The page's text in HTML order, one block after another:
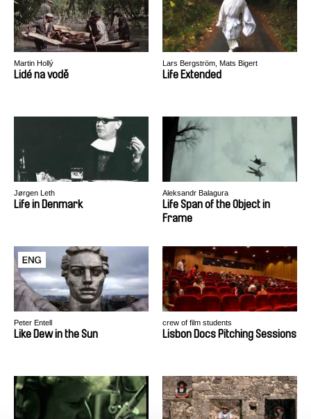
Martin Hollý
Lidé na vodě
Lars Bergström, Mats Bigert
Life Extended
Jørgen Leth
Life in Denmark
Aleksandr Balagura
Life Span of the Object in
Frame
Peter Entell
Like Dew in the Sun
crew of film students
Lisbon Docs Pitching Sessions